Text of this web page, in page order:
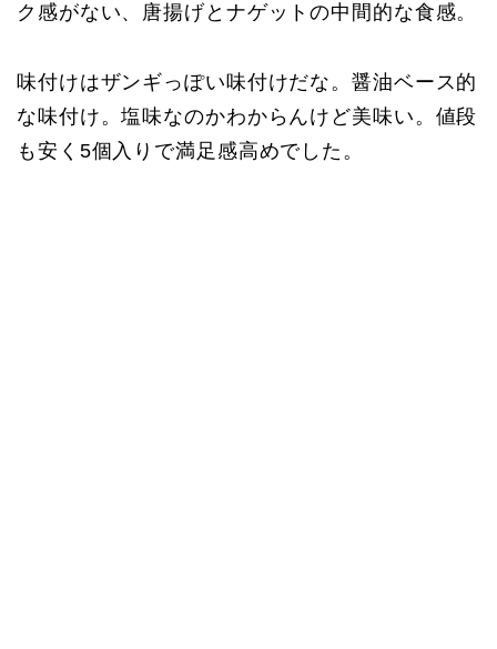
ク感がない、唐揚げとナゲットの中間的な食感。
味付けはザンギっぽい味付けだな。醤油ベース的
な味付け。塩味なのかわからんけど美味い。値段
も安く5個入りで満足感高めでした。